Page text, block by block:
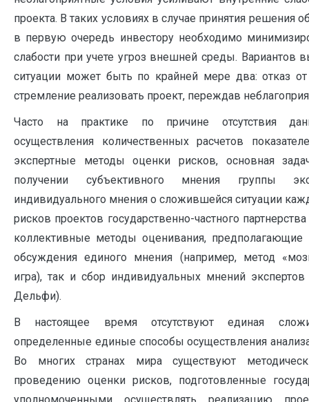
проекта. В таких условиях в случае принятия решения
в первую очередь инвестору необходимо
слабости при учете угроз внешней среды. Вариантов
ситуации может быть по крайней мере два: отказ
стремление реализовать проект, переждав
Часто на практике по причине отсутствия
осуществления количественных расчетов
экспертные методы оценки рисков, основная
получении субъективного мнения группы
индивидуального мнения о сложившейся ситуации
рисков проектов государственно-частного
коллективные методы оценивания, предполагающие
обсуждения единого мнения (например, метод
игра), так и сбор индивидуальных мнений экспертов
Дельфи).
В настоящее время отсутствуют единая
определенные единые способы осуществления
Во многих странах мира существуют
проведению оценки рисков, подготовленные